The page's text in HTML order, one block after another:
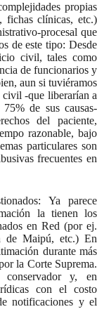
propias
fichas clínicas, etc.)
procesal que
de este tipo: Desde
civil, tales como
de funcionarios y
aun si tuviéramos
civil -que liberarían a
de sus causas-
del paciente,
razonable, bajo
particulares son
frecuentes en
Ya parece
la tienen los
en Red (por ej.
de Maipú, etc.) En
durante más
la Corte Suprema.
y, en
con el costo
notificaciones y el